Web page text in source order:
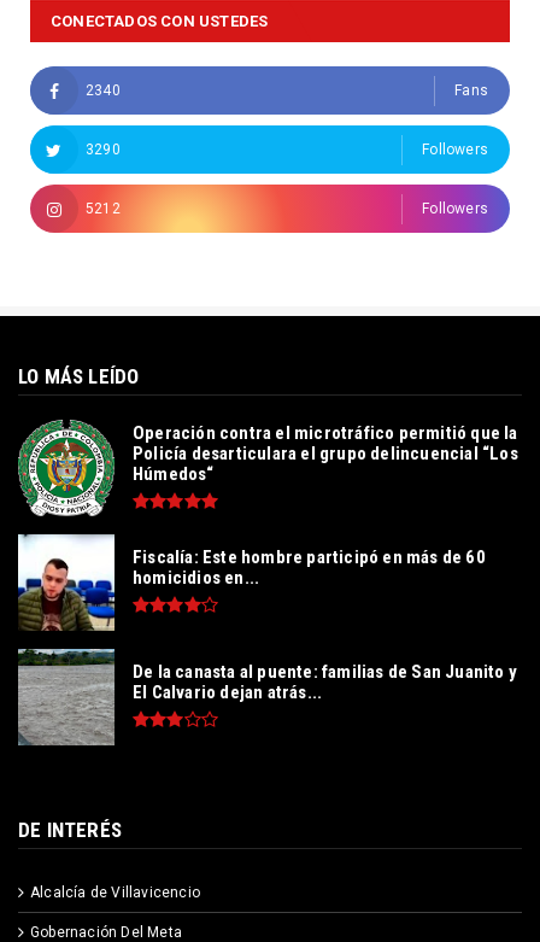
CONECTADOS CON USTEDES
2340 Fans
3290 Followers
5212 Followers
LO MÁS LEÍDO
Operación contra el microtráfico permitió que la
Policía desarticulara el grupo delincuencial “Los
Húmedos“
Fiscalía: Este hombre participó en más de 60
homicidios en...
De la canasta al puente: familias de San Juanito y
El Calvario dejan atrás...
DE INTERÉS
Alcalcía de Villavicencio
Gobernación Del Meta